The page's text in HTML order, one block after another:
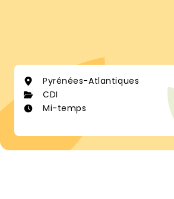
Pyrénées-Atlantiques
CDI
Mi-temps